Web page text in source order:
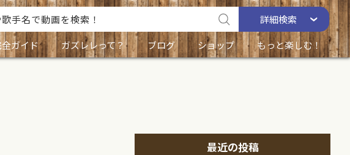
詳細検索
ガイド ガズレレって？ ブログ ショップ もっと楽しむ！
最近の投稿